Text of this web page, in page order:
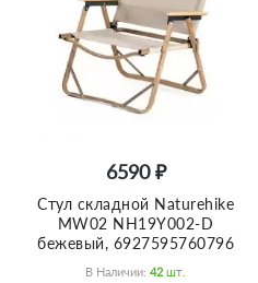
6590 ₽
Стул складной Naturehike
MW02 NH19Y002-D
бежевый, 6927595760796
В Наличии: 42 Шт.